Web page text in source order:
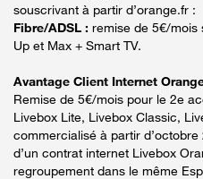
souscrivant à partir d’orange.fr :
Fibre/ADSL : remise de 5€/mois
Up et Max + Smart TV.
Avantage Client Internet
Remise de 5€/mois pour le 2e
Livebox Lite, Livebox Classic,
commercialisé à partir
d’un contrat internet Livebox
regroupement dans le même